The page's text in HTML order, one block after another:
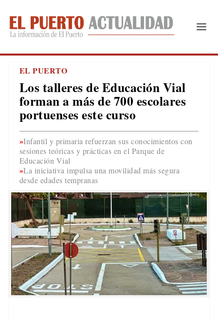
EL PUERTO
Los talleres de Educación Vial
forman a más de 700 escolares
portuenses este curso
Infantil y primaria refuerzan sus conocimientos con
sesiones teóricas y prácticas en el Parque de
Educación Vial
La iniciativa impulsa una movilidad más segura
desde edades tempranas